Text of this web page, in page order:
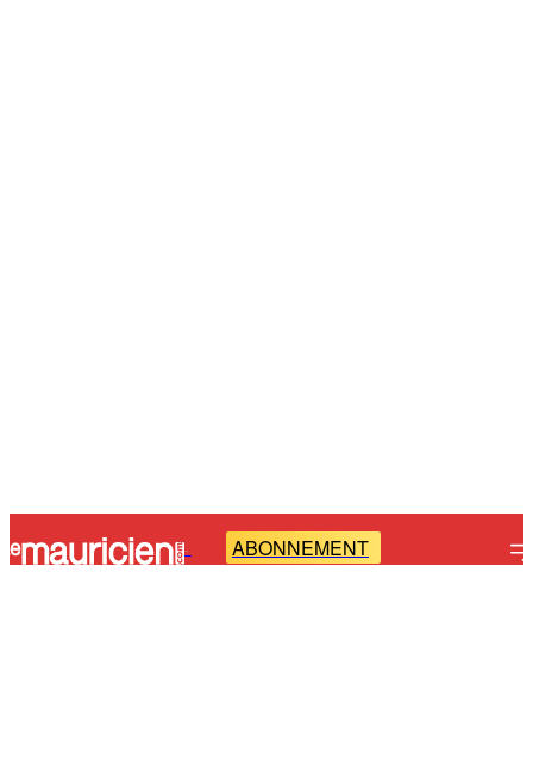
- ABONNEMENT